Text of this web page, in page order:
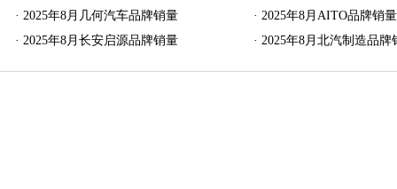
· 2025年8月几何汽车品牌销量 ·2025年8月AITO品牌销量
· 2025年8月长安启源品牌销量 ·2025年8月北汽制造品牌